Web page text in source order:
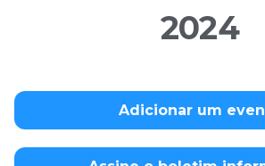
2024
Adicionar um